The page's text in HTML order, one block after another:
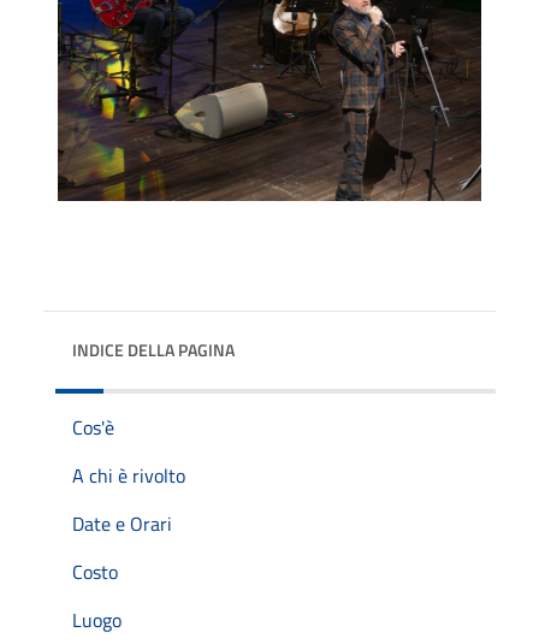
INDICE DELLA PAGINA
Cos'è
A chi è rivolto
Date e Orari
Costo
Luogo